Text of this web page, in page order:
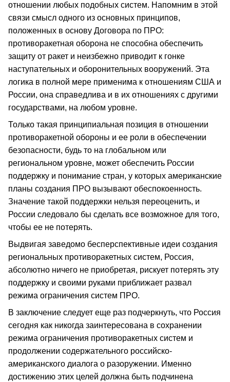
отношении любых подобных систем. Напомним в этой
связи смысл одного из основных принципов,
положенных в основу Договора по ПРО:
противоракетная оборона не способна обеспечить
защиту от ракет и неизбежно приводит к гонке
наступательных и оборонительных вооружений. Эта
логика в полной мере применима к отношениям США и
России, она справедлива и в их отношениях с другими
государствами, на любом уровне.
Только такая принципиальная позиция в отношении
противоракетной обороны и ее роли в обеспечении
безопасности, будь то на глобальном или
региональном уровне, может обеспечить России
поддержку и понимание стран, у которых американские
планы создания ПРО вызывают обеспокоенность.
Значение такой поддержки нельзя переоценить, и
России следовало бы сделать все возможное для того,
чтобы ее не потерять.
Выдвигая заведомо бесперспективные идеи создания
региональных противоракетных систем, Россия,
абсолютно ничего не приобретая, рискует потерять эту
поддержку и своими руками приближает развал
режима ограничения систем ПРО.
В заключение следует еще раз подчеркнуть, что Россия
сегодня как никогда заинтересована в сохранении
режима ограничения противоракетных систем и
продолжении содержательного российско-
американского диалога о разоружении. Именно
достижению этих целей должна быть подчинена